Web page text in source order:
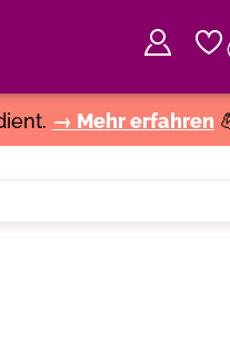
(
→ Mehr erfahren